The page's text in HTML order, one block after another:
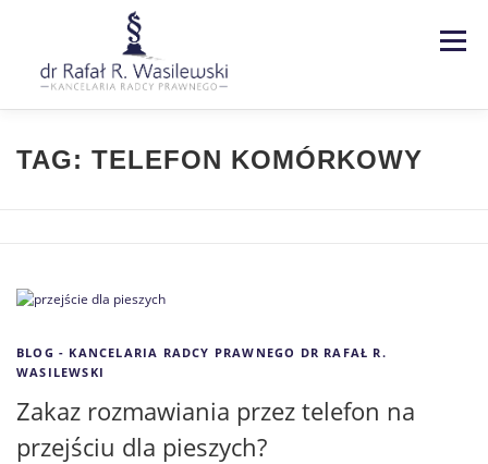
Menu
Strona główna Kancelaria
Blog EN | DE
TAG: TELEFON KOMÓRKOWY
BLOG - KANCELARIA RADCY PRAWNEGO DR RAFAŁ R.
WASILEWSKI
Zakaz rozmawiania przez telefon na
przejściu dla pieszych?